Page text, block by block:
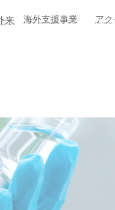
来 海外支援事業 アク